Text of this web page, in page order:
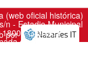
(web oficial histórica)
n - Estadio Municipal
Granada
por